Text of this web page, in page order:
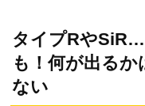
タイプRや
も！何が出る
ない